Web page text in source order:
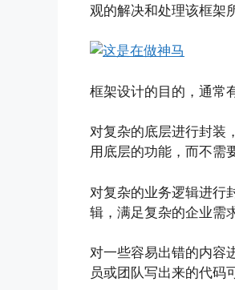
观的解决和处理该框架
框架设计的目的，通常
对复杂的底层进行封装
用底层的功能，而不需
对复杂的业务逻辑进行
辑，满足复杂的企业需
对一些容易出错的内容
员或团队写出来的代码